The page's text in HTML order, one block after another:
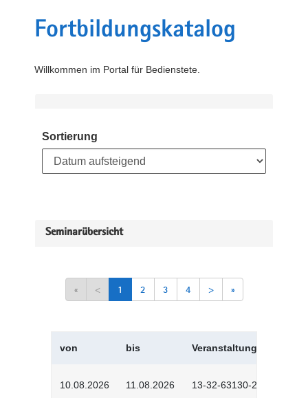
Fortbildungskatalog
Willkommen im Portal für Bedienstete.
Sortierung
Seminarübersicht
« < 1 2 3 4 > »
von bis Veranstaltungskürzel
10.08.2026 11.08.2026 13-32-63130-2601